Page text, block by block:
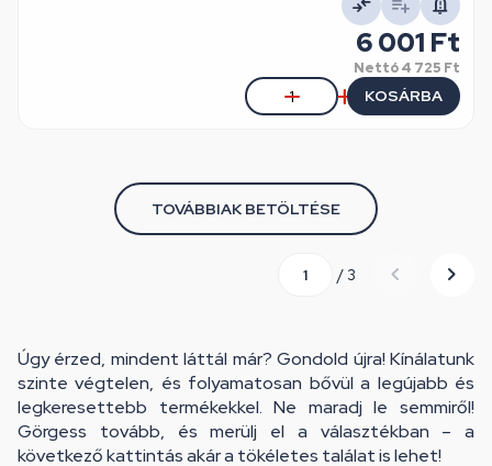
6 001 Ft
Nettó4 725 Ft
KOSÁRBA
TOVÁBBIAK BETÖLTÉSE
/ 3
Úgy érzed, mindent láttál már? Gondold újra! Kínálatunk
szinte végtelen, és folyamatosan bővül a legújabb és
legkeresettebb termékekkel. Ne maradj le semmiről!
Görgess tovább, és merülj el a választékban – a
következő kattintás akár a tökéletes találat is lehet!